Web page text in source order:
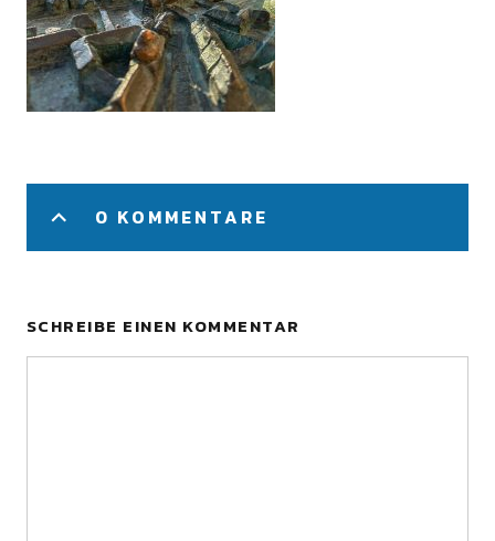
0 KOMMENTARE
SCHREIBE EINEN KOMMENTAR